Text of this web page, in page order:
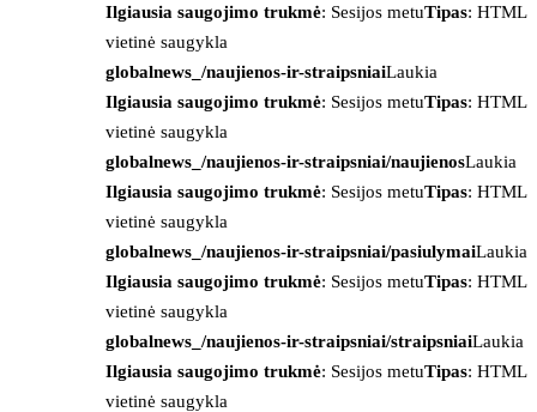
Ilgiausia saugojimo trukmė: Sesijos metuTipas: HTML
vietinė saugykla
globalnews_/naujienos-ir-straipsniaiLaukia
Ilgiausia saugojimo trukmė: Sesijos metuTipas: HTML
vietinė saugykla
globalnews_/naujienos-ir-straipsniai/naujienosLaukia
Ilgiausia saugojimo trukmė: Sesijos metuTipas: HTML
vietinė saugykla
globalnews_/naujienos-ir-straipsniai/pasiulymaiLaukia
Ilgiausia saugojimo trukmė: Sesijos metuTipas: HTML
vietinė saugykla
globalnews_/naujienos-ir-straipsniai/straipsniaiLaukia
Ilgiausia saugojimo trukmė: Sesijos metuTipas: HTML
vietinė saugykla